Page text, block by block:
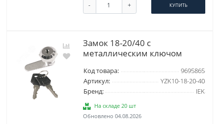
- + КУПИТЬ
Замок 18-20/40 с
металлическим ключом
Код товара:
9695865
Артикул:
YZK10-18-20-40
Бренд:
IEK
На складе 20 шт
Обновлено 04.08.2026